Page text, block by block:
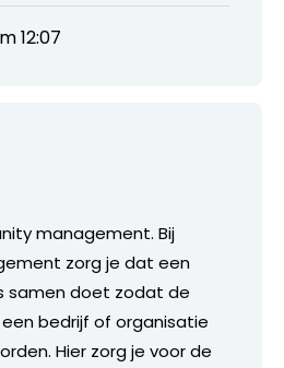
12:07
management. Bij
zorg je dat een
samen doet zodat de
bedrijf of organisatie
Hier zorg je voor de